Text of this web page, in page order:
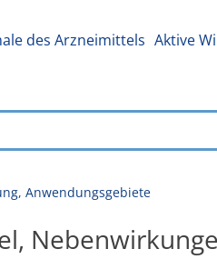
des Arzneimittels Aktive
Anwendungsgebiete